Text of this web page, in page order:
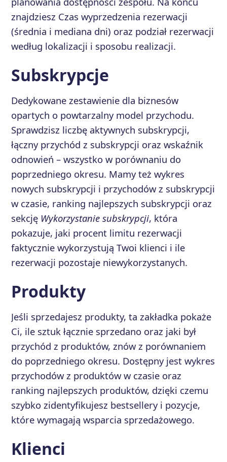
znajdziesz Czas wyprzedzenia rezerwacji
(średnia i mediana dni) oraz podział rezerwacji
według lokalizacji i sposobu realizacji.
Subskrypcje
Dedykowane zestawienie dla biznesów
opartych o powtarzalny model przychodu.
Sprawdzisz liczbę aktywnych subskrypcji,
łączny przychód z subskrypcji oraz wskaźnik
odnowień – wszystko w porównaniu do
poprzedniego okresu. Mamy też wykres
nowych subskrypcji i przychodów z subskrypcji
w czasie, ranking najlepszych subskrypcji oraz
sekcję Wykorzystanie subskrypcji, która
pokazuje, jaki procent limitu rezerwacji
faktycznie wykorzystują Twoi klienci i ile
rezerwacji pozostaje niewykorzystanych.
Produkty
Jeśli sprzedajesz produkty, ta zakładka pokaże
Ci, ile sztuk łącznie sprzedano oraz jaki był
przychód z produktów, znów z porównaniem
do poprzedniego okresu. Dostępny jest wykres
przychodów z produktów w czasie oraz
ranking najlepszych produktów, dzięki czemu
szybko zidentyfikujesz bestsellery i pozycje,
które wymagają wsparcia sprzedażowego.
Klienci